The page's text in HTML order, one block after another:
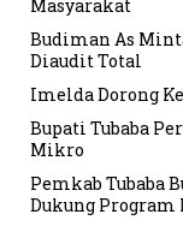
Masyarakat
Budiman As
Diaudit Total
Imelda Dorong
Bupati Tubaba
Mikro
Pemkab Tubaba
Dukung